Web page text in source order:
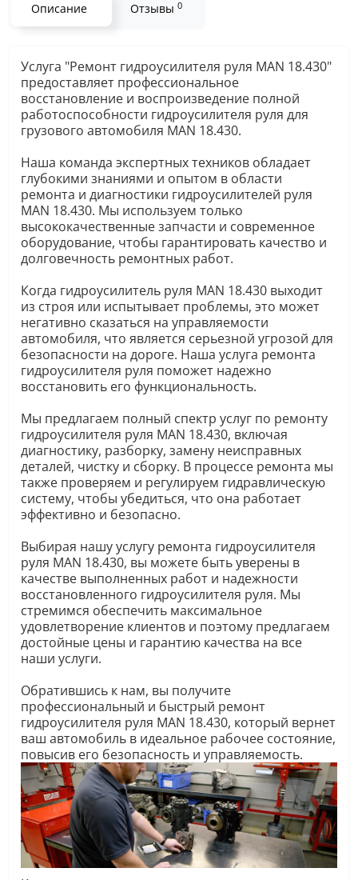
Описание Отзывы 0
Услуга "Ремонт гидроусилителя руля MAN 18.430"
предоставляет профессиональное
восстановление и воспроизведение полной
работоспособности гидроусилителя руля для
грузового автомобиля MAN 18.430.
Наша команда экспертных техников обладает
глубокими знаниями и опытом в области
ремонта и диагностики гидроусилителей руля
MAN 18.430. Мы используем только
высококачественные запчасти и современное
оборудование, чтобы гарантировать качество и
долговечность ремонтных работ.
Когда гидроусилитель руля MAN 18.430 выходит
из строя или испытывает проблемы, это может
негативно сказаться на управляемости
автомобиля, что является серьезной угрозой для
безопасности на дороге. Наша услуга ремонта
гидроусилителя руля поможет надежно
восстановить его функциональность.
Мы предлагаем полный спектр услуг по ремонту
гидроусилителя руля MAN 18.430, включая
диагностику, разборку, замену неисправных
деталей, чистку и сборку. В процессе ремонта мы
также проверяем и регулируем гидравлическую
систему, чтобы убедиться, что она работает
эффективно и безопасно.
Выбирая нашу услугу ремонта гидроусилителя
руля MAN 18.430, вы можете быть уверены в
качестве выполненных работ и надежности
восстановленного гидроусилителя руля. Мы
стремимся обеспечить максимальное
удовлетворение клиентов и поэтому предлагаем
достойные цены и гарантию качества на все
наши услуги.
Обратившись к нам, вы получите
профессиональный и быстрый ремонт
гидроусилителя руля MAN 18.430, который вернет
ваш автомобиль в идеальное рабочее состояние,
повысив его безопасность и управляемость.